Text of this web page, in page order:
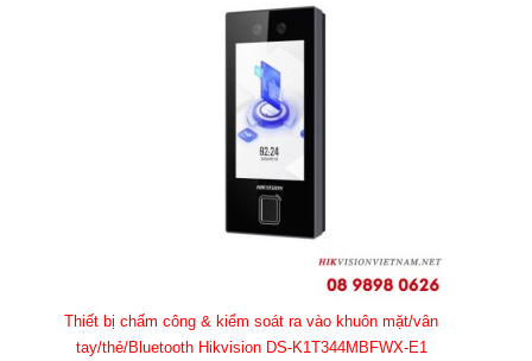
Thiết bị chấm công & kiểm soát ra vào khuôn mặt/vân
tay/thẻ/Bluetooth Hikvision DS-K1T344MBFWX-E1